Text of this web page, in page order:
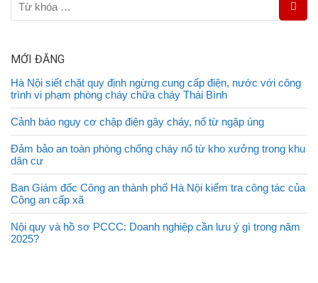
MỚI ĐĂNG
Hà Nội siết chặt quy định ngừng cung cấp điện, nước với công
trình vi phạm phòng cháy chữa cháy Thái Bình
Cảnh báo nguy cơ chập điện gây cháy, nổ từ ngập úng
Đảm bảo an toàn phòng chống cháy nổ từ kho xưởng trong khu
dân cư
Ban Giám đốc Công an thành phố Hà Nội kiểm tra công tác của
Công an cấp xã
Nội quy và hồ sơ PCCC: Doanh nghiệp cần lưu ý gì trong năm
2025?